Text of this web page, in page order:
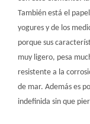
También está el
yogures y de los
porque sus
muy ligero, pesa
resistente a la
de mar. Además es
indefinida sin que